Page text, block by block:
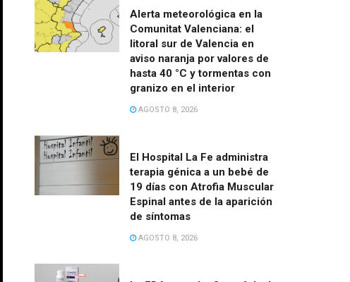
Alerta meteorológica en la
Comunitat Valenciana: el
litoral sur de Valencia en
aviso naranja por valores de
hasta 40 °C y tormentas con
granizo en el interior
AGOSTO 8, 2026
El Hospital La Fe administra
terapia génica a un bebé de
19 días con Atrofia Muscular
Espinal antes de la aparición
de síntomas
AGOSTO 8, 2026